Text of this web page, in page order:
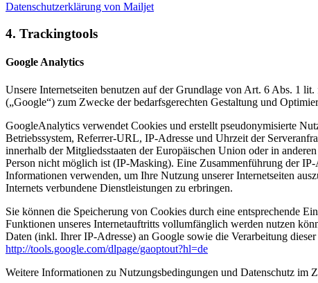
Datenschutzerklärung von Mailjet
4. Trackingtools
Google Analytics
Unsere Internetseiten benutzen auf der Grundlage von Art. 6 Abs. 1
(„Google“) zum Zwecke der bedarfsgerechten Gestaltung und
GoogleAnalytics verwendet Cookies und erstellt pseudonymisierte
Betriebssystem, Referrer-URL, IP-Adresse und Uhrzeit der
innerhalb der Mitgliedsstaaten der Europäischen Union oder in
Person nicht möglich ist (IP-Masking). Eine Zusammenführung der
Informationen verwenden, um Ihre Nutzung unserer Internetseiten
Internets verbundene Dienstleistungen zu erbringen.
Sie können die Speicherung von Cookies durch eine entsprechende
Funktionen unseres Internetauftritts vollumfänglich werden nutzen
Daten (inkl. Ihrer IP-Adresse) an Google sowie die Verarbeitung
http://tools.google.com/dlpage/gaoptout?hl=de
Weitere Informationen zu Nutzungsbedingungen und Datenschutz im